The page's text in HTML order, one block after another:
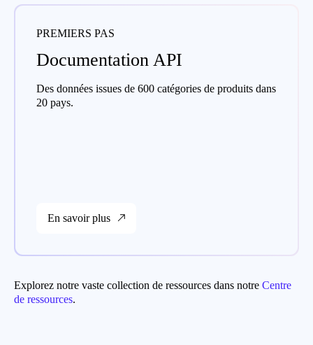
PREMIERS PAS
Documentation API
Des données issues de 600 catégories de produits dans
20 pays.
En savoir plus
Explorez notre vaste collection de ressources dans notre Centre
de ressources.